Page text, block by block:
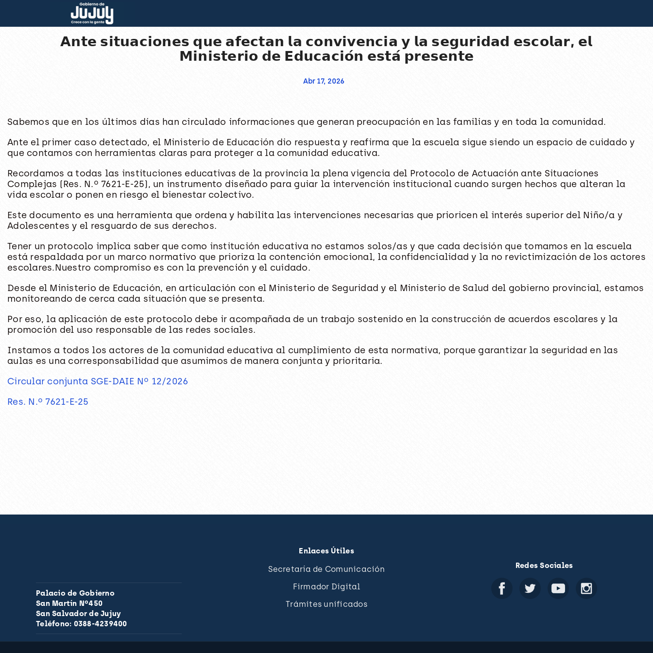
𝗔𝗻𝘁𝗲 𝘀𝗶𝘁𝘂𝗮𝗰𝗶𝗼𝗻𝗲𝘀 𝗾𝘂𝗲 𝗮𝗳𝗲𝗰𝘁𝗮𝗻 𝗹𝗮 𝗰𝗼𝗻𝘃𝗶𝘃𝗲𝗻𝗰𝗶𝗮 𝘆 𝗹𝗮 𝘀𝗲𝗴𝘂𝗿𝗶𝗱𝗮𝗱 𝗲𝘀𝗰𝗼𝗹𝗮𝗿, 𝗲𝗹
𝗠𝗶𝗻𝗶𝘀𝘁𝗲𝗿𝗶𝗼 𝗱𝗲 𝗘𝗱𝘂𝗰𝗮𝗰𝗶𝗼́𝗻 𝗲𝘀𝘁𝗮́ 𝗽𝗿𝗲𝘀𝗲𝗻𝘁𝗲
Abr 17, 2026
Sabemos que en los últimos días han circulado informaciones que generan preocupación en las familias y en toda la comunidad.
Ante el primer caso detectado, el Ministerio de Educación dio respuesta y reafirma que la escuela sigue siendo un espacio de cuidado y
que contamos con herramientas claras para proteger a la comunidad educativa.
Recordamos a todas las instituciones educativas de la provincia la plena vigencia del Protocolo de Actuación ante Situaciones
Complejas (Res. N.º 7621-E-25), un instrumento diseñado para guiar la intervención institucional cuando surgen hechos que alteran la
vida escolar o ponen en riesgo el bienestar colectivo.
Este documento es una herramienta que ordena y habilita las intervenciones necesarias que prioricen el interés superior del Niño/a y
Adolescentes y el resguardo de sus derechos.
Tener un protocolo implica saber que como institución educativa no estamos solos/as y que cada decisión que tomamos en la escuela
está respaldada por un marco normativo que prioriza la contención emocional, la confidencialidad y la no revictimización de los actores
escolares.Nuestro compromiso es con la prevención y el cuidado.
Desde el Ministerio de Educación, en articulación con el Ministerio de Seguridad y el Ministerio de Salud del gobierno provincial, estamos
monitoreando de cerca cada situación que se presenta.
Por eso, la aplicación de este protocolo debe ir acompañada de un trabajo sostenido en la construcción de acuerdos escolares y la
promoción del uso responsable de las redes sociales.
Instamos a todos los actores de la comunidad educativa al cumplimiento de esta normativa, porque garantizar la seguridad en las
aulas es una corresponsabilidad que asumimos de manera conjunta y prioritaria.
Circular conjunta SGE-DAIE Nº 12/2026
Res. N.º 7621-E-25
Palacio de Gobierno
San Martín Nº450
San Salvador de Jujuy
Teléfono: 0388-4239400
Enlaces Útiles
Secretaría de Comunicación
Firmador Digital
Trámites unificados
Redes Sociales